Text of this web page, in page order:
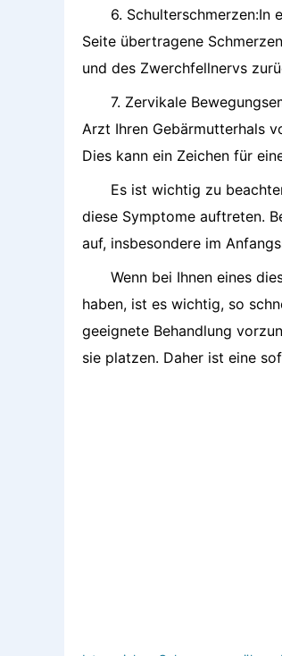
6. Schulterschmerzen:In
Seite übertragene
und des Zwerchfellnervs
7. Zervikale
Arzt Ihren Gebärmutterhals
Dies kann ein Zeichen für
Es ist wichtig zu
diese Symptome auftreten.
auf, insbesondere im
Wenn bei Ihnen eines
haben, ist es wichtig, so
geeignete Behandlung
sie platzen. Daher ist eine